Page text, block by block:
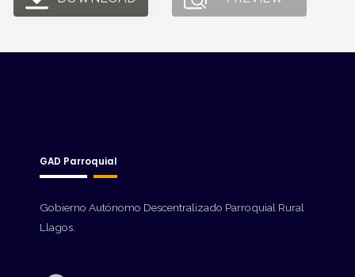
GAD Parroquial
Gobierno Autónomo Descentralizado Parroquial Rural
Llagos.